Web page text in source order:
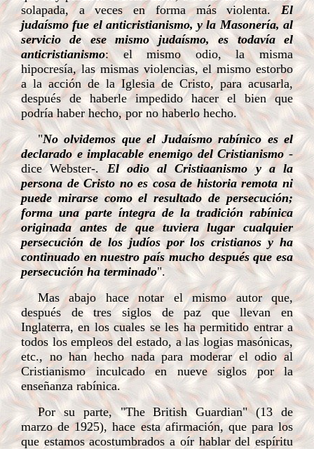
solapada, a veces en forma más violenta.El
judaísmo fue el anticristianismo, y la Masonería, al
servicio de ese mismo judaísmo, es todavía el
anticristianismo: el mismo odio, la misma
hipocresía, las mismas violencias, el mismo estorbo
a la acción de la Iglesia de Cristo, para acusarla,
después de haberle impedido hacer el bien que
podría haber hecho, por no haberlo hecho.
"No olvidemos que el Judaísmo rabínico es el
declarado e implacable enemigo del Cristianismo-
dice Webster-.El odio al Cristiaanismo y a la
persona de Cristo no es cosa de historia remota ni
puede mirarse como el resultado de persecución;
forma una parte íntegra de la tradición rabínica
originada antes de que tuviera lugar cualquier
persecución de los judíos por los cristianos y ha
continuado en nuestro país mucho después que esa
persecución ha terminado".
Mas abajo hace notar el mismo autor que,
después de tres siglos de paz que llevan en
Inglaterra, en los cuales se les ha permitido entrar a
todos los empleos del estado, a las logias masónicas,
etc., no han hecho nada para moderar el odio al
Cristianismo inculcado en nueve siglos por la
enseñanza rabínica.
Por su parte, "The British Guardian" (13 de
marzo de 1925), hace esta afirmación, que para los
que estamos acostumbrados a oír hablar del espíritu